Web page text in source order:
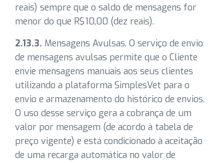
reais) sempre que o saldo de mensagens for
menor do que R$10,00 (dez reais).
2.13.3. Mensagens Avulsas. O serviço de envio
de mensagens avulsas permite que o Cliente
envie mensagens manuais aos seus clientes
utilizando a plataforma SimplesVet para o
envio e armazenamento do histórico de envios.
O uso desse serviço gera a cobrança de um
valor por mensagem (de acordo à tabela de
preço vigente) e está condicionado à aceitação
de uma recarga automática no valor de